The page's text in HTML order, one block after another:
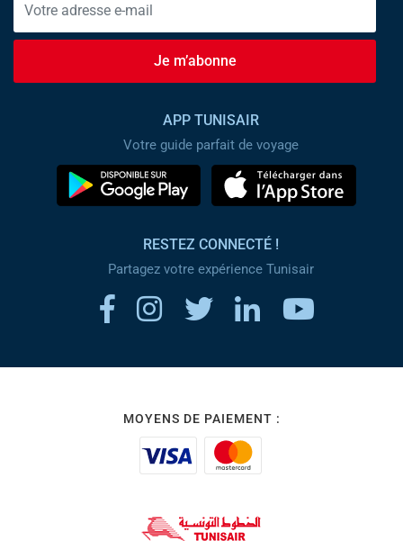
Je m’abonne
APP TUNISAIR
Votre guide parfait de voyage
RESTEZ CONNECTÉ !
Partagez votre expérience Tunisair
MOYENS DE PAIEMENT :